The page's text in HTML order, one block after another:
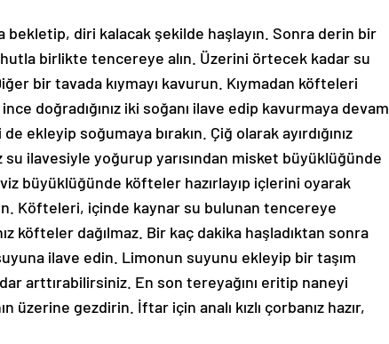
diri kalacak şekilde haşlayın. Sonra derin bir
birlikte tencereye alın. Üzerini örtecek kadar su
bir tavada kıymayı kavurun. Kıymadan köfteleri
doğradığınız iki soğanı ilave edip kavurmaya devam
ekleyip soğumaya bırakın. Çiğ olarak ayırdığınız
ilavesiyle yoğurup yarısından misket büyüklüğünde
büyüklüğünde köfteler hazırlayıp içlerini oyarak
Köfteleri, içinde kaynar su bulunan tencereye
köfteler dağılmaz. Bir kaç dakika haşladıktan sonra
ilave edin. Limonun suyunu ekleyip bir taşım
arttırabilirsiniz. En son tereyağını eritip naneyi
üzerine gezdirin. İftar için analı kızlı çorbanız hazır,